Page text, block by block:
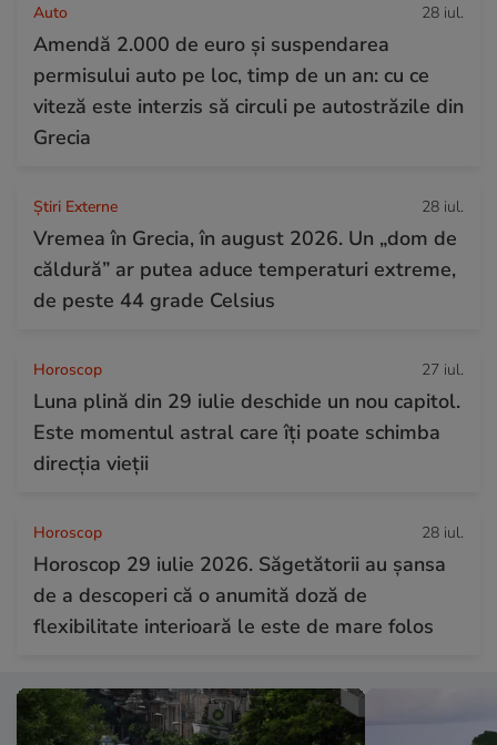
Auto 28 iul.
Amendă 2.000 de euro și suspendarea
permisului auto pe loc, timp de un an: cu ce
viteză este interzis să circuli pe autostrăzile din
Grecia
Știri Externe 28 iul.
Vremea în Grecia, în august 2026. Un „dom de
căldură” ar putea aduce temperaturi extreme,
de peste 44 grade Celsius
Horoscop 27 iul.
Luna plină din 29 iulie deschide un nou capitol.
Este momentul astral care îți poate schimba
direcția vieții
Horoscop 28 iul.
Horoscop 29 iulie 2026. Săgetătorii au șansa
de a descoperi că o anumită doză de
flexibilitate interioară le este de mare folos